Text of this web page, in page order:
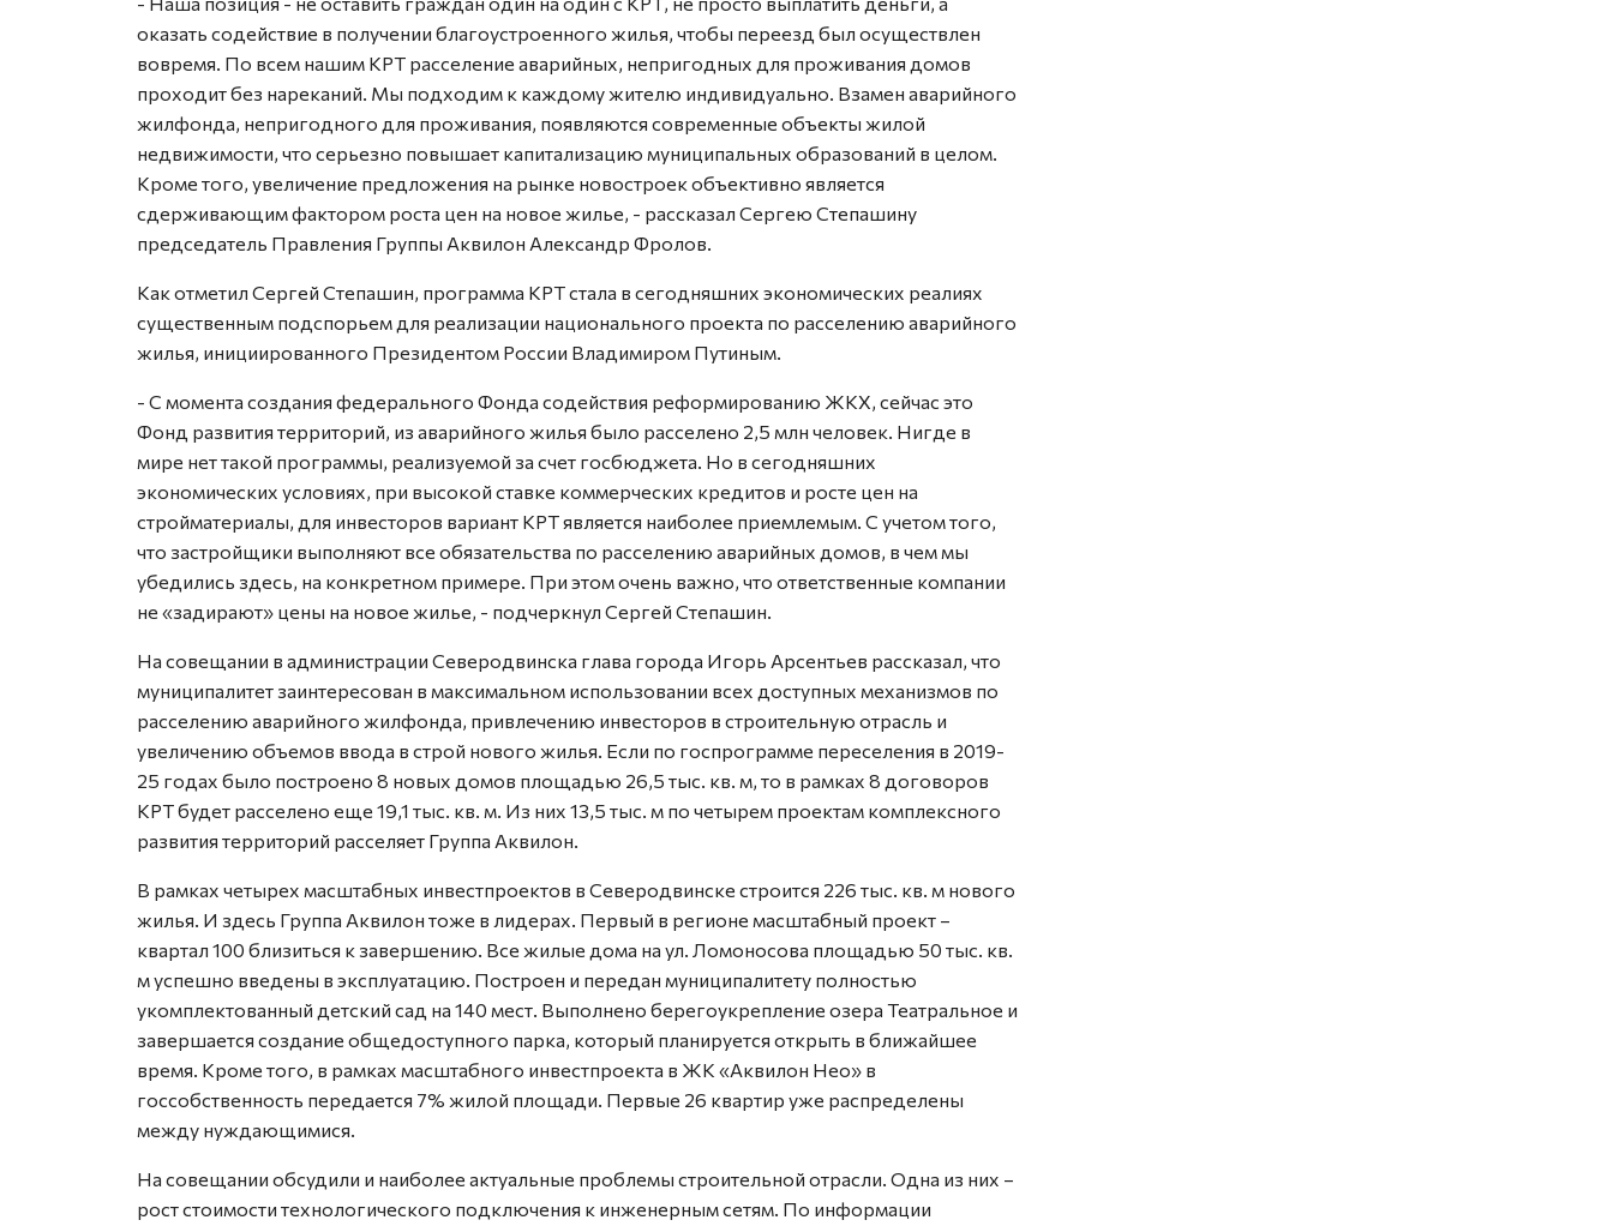
оказать содействие в получении благоустроенного жилья, чтобы переезд был осуществлен
вовремя. По всем нашим КРТ расселение аварийных, непригодных для проживания домов
проходит без нареканий. Мы подходим к каждому жителю индивидуально. Взамен аварийного
жилфонда, непригодного для проживания, появляются современные объекты жилой
недвижимости, что серьезно повышает капитализацию муниципальных образований в целом.
Кроме того, увеличение предложения на рынке новостроек объективно является
сдерживающим фактором роста цен на новое жилье, - рассказал Сергею Степашину
председатель Правления Группы Аквилон Александр Фролов.
Как отметил Сергей Степашин, программа КРТ стала в сегодняшних экономических реалиях
существенным подспорьем для реализации национального проекта по расселению аварийного
жилья, инициированного Президентом России Владимиром Путиным.
- С момента создания федерального Фонда содействия реформированию ЖКХ, сейчас это
Фонд развития территорий, из аварийного жилья было расселено 2,5 млн человек. Нигде в
мире нет такой программы, реализуемой за счет госбюджета. Но в сегодняшних
экономических условиях, при высокой ставке коммерческих кредитов и росте цен на
стройматериалы, для инвесторов вариант КРТ является наиболее приемлемым. С учетом того,
что застройщики выполняют все обязательства по расселению аварийных домов, в чем мы
убедились здесь, на конкретном примере. При этом очень важно, что ответственные компании
не «задирают» цены на новое жилье, - подчеркнул Сергей Степашин.
На совещании в администрации Северодвинска глава города Игорь Арсентьев рассказал, что
муниципалитет заинтересован в максимальном использовании всех доступных механизмов по
расселению аварийного жилфонда, привлечению инвесторов в строительную отрасль и
увеличению объемов ввода в строй нового жилья. Если по госпрограмме переселения в 2019-
25 годах было построено 8 новых домов площадью 26,5 тыс. кв. м, то в рамках 8 договоров
КРТ будет расселено еще 19,1 тыс. кв. м. Из них 13,5 тыс. м по четырем проектам комплексного
развития территорий расселяет Группа Аквилон.
В рамках четырех масштабных инвестпроектов в Северодвинске строится 226 тыс. кв. м нового
жилья. И здесь Группа Аквилон тоже в лидерах. Первый в регионе масштабный проект –
квартал 100 близиться к завершению. Все жилые дома на ул. Ломоносова площадью 50 тыс. кв.
м успешно введены в эксплуатацию. Построен и передан муниципалитету полностью
укомплектованный детский сад на 140 мест. Выполнено берегоукрепление озера Театральное и
завершается создание общедоступного парка, который планируется открыть в ближайшее
время. Кроме того, в рамках масштабного инвестпроекта в ЖК «Аквилон Нео» в
госсобственность передается 7% жилой площади. Первые 26 квартир уже распределены
между нуждающимися.
На совещании обсудили и наиболее актуальные проблемы строительной отрасли. Одна из них –
рост стоимости технологического подключения к инженерным сетям. По информации